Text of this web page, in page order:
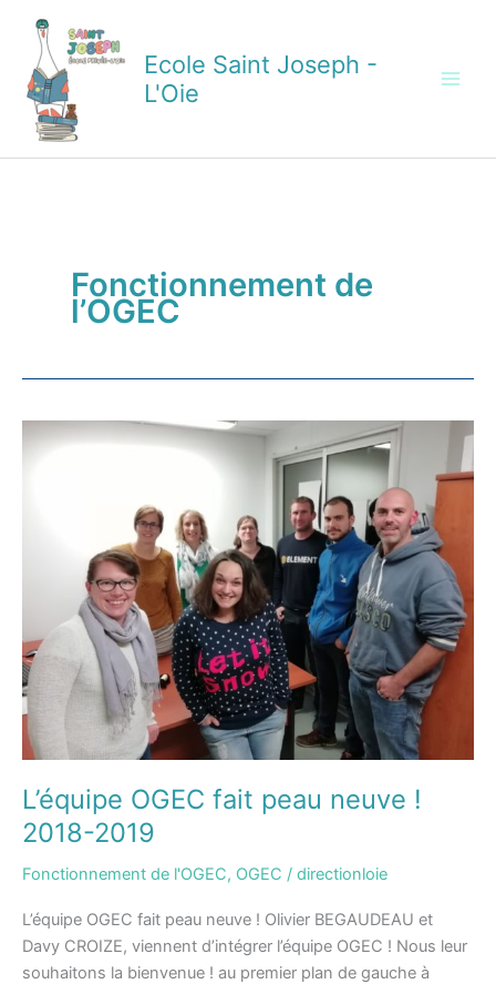
contenu
Ecole Saint Joseph -
L'Oie
Fonctionnement de
l’OGEC
L’équipe OGEC fait peau neuve !
2018-2019
Fonctionnement de l'OGEC, OGEC / directionloie
L’équipe OGEC fait peau neuve ! Olivier BEGAUDEAU et
Davy CROIZE, viennent d’intégrer l’équipe OGEC ! Nous leur
souhaitons la bienvenue ! au premier plan de gauche à
L’équipe